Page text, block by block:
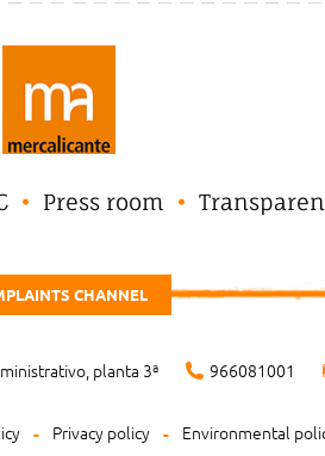
Press room
CHANNEL
planta 3ª 966081001
Privacy policy Environmental